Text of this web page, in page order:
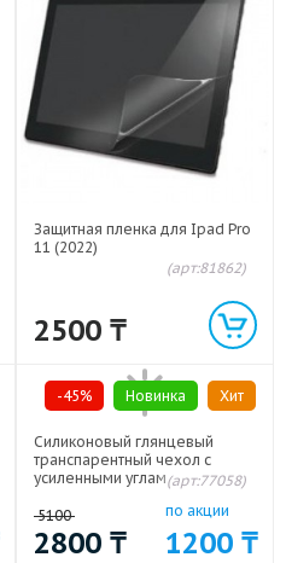
Защитная пленка для Ipad Pro
11 (2022)
(арт:81862)
2500 ₸
-45% Новинка Хит
Силиконовый глянцевый
транспарентный чехол с
усиленными углами для Ipad
11 (2022)
(арт:77058)
5100
2800 ₸
по акции
1200 ₸